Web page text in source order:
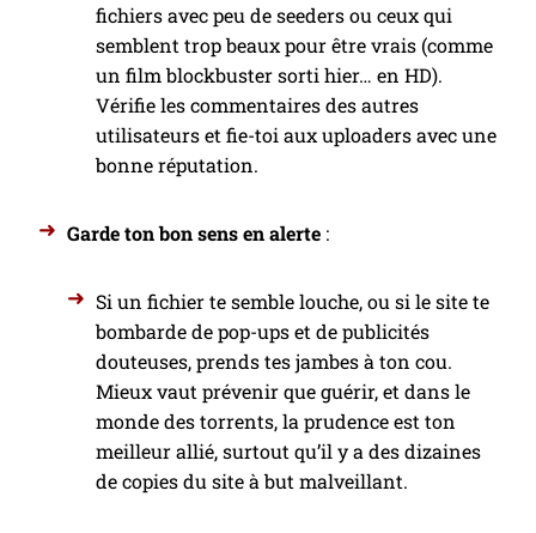
fichiers avec peu de seeders ou ceux qui
semblent trop beaux pour être vrais (comme
un film blockbuster sorti hier… en HD).
Vérifie les commentaires des autres
utilisateurs et fie-toi aux uploaders avec une
bonne réputation.
Garde ton bon sens en alerte :
Si un fichier te semble louche, ou si le site te
bombarde de pop-ups et de publicités
douteuses, prends tes jambes à ton cou.
Mieux vaut prévenir que guérir, et dans le
monde des torrents, la prudence est ton
meilleur allié, surtout qu’il y a des dizaines
de copies du site à but malveillant.